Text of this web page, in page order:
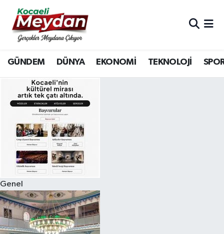
GÜNDEM DÜNYA EKONOMİ TEKNOLOJİ
Genel
Nöbetçi Eczaneler
Hava Durumu
Trafik Durumu
Süper Lig Puan Durumu ve Fikstür
Tüm Manşetler
Son Dakika Haberleri
Haber Arşivi